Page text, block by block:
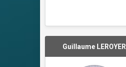
Guillaume LEROYER